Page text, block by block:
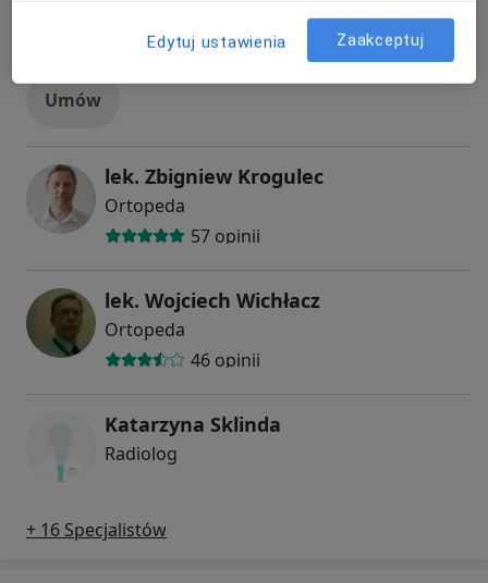
160 opinii
Umów
lek. Zbigniew Krogulec
Ortopeda
57 opinii
lek. Wojciech Wichłacz
Ortopeda
46 opinii
Katarzyna Sklinda
Radiolog
+ 16 Specjalistów
Edytuj ustawienia Zaakceptuj